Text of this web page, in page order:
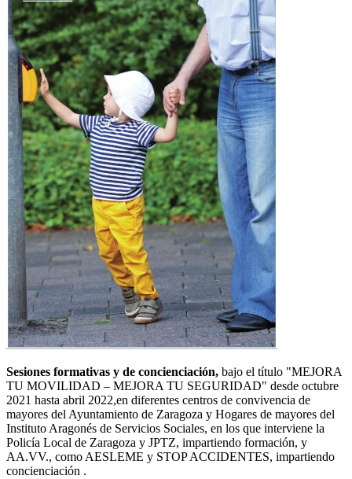
Sesiones formativas y de concienciación, bajo el título "MEJORA
TU MOVILIDAD – MEJORA TU SEGURIDAD" desde octubre
2021 hasta abril 2022,en diferentes centros de convivencia de
mayores del Ayuntamiento de Zaragoza y Hogares de mayores del
Instituto Aragonés de Servicios Sociales, en los que interviene la
Policía Local de Zaragoza y JPTZ, impartiendo formación, y
AA.VV., como AESLEME y STOP ACCIDENTES, impartiendo
concienciación .